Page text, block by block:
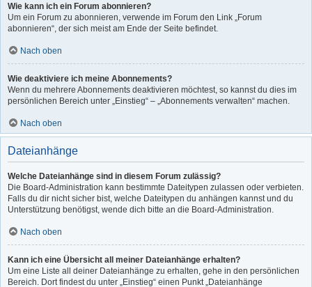
Wie kann ich ein Forum abonnieren?
Um ein Forum zu abonnieren, verwende im Forum den Link „Forum
abonnieren“, der sich meist am Ende der Seite befindet.
Nach oben
Wie deaktiviere ich meine Abonnements?
Wenn du mehrere Abonnements deaktivieren möchtest, so kannst du dies im
persönlichen Bereich unter „Einstieg“ – „Abonnements verwalten“ machen.
Nach oben
Dateianhänge
Welche Dateianhänge sind in diesem Forum zulässig?
Die Board-Administration kann bestimmte Dateitypen zulassen oder verbieten.
Falls du dir nicht sicher bist, welche Dateitypen du anhängen kannst und du
Unterstützung benötigst, wende dich bitte an die Board-Administration.
Nach oben
Kann ich eine Übersicht all meiner Dateianhänge erhalten?
Um eine Liste all deiner Dateianhänge zu erhalten, gehe in den persönlichen
Bereich. Dort findest du unter „Einstieg“ einen Punkt „Dateianhänge